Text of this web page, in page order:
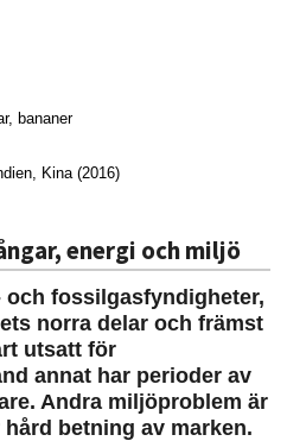
bananer
Kina (2016)
energi och miljö
fossilgasfyndigheter,
norra delar och främst
utsatt för
annat har perioder av
Andra miljöproblem är
betning av marken.